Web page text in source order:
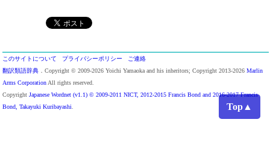
Top▲
このサイトについて プライバシーポリシー
ご連絡
翻訳類語辞典 ．Copyright © 2009-2026 Yoichi Yamaoka and his inheritors; Copyright 2013-2026 Marlin
Arms Corporation All rights reserved.
Copyright Japanese Wordnet (v1.1) © 2009-2011 NICT, 2012-2015 Francis Bond and 2016-2017 Francis
Bond, Takayuki Kuribayashi